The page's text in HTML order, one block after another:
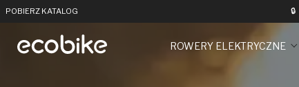
POBIERZ KATALOG 🔒
ROWERY ELEKTRYCZNE